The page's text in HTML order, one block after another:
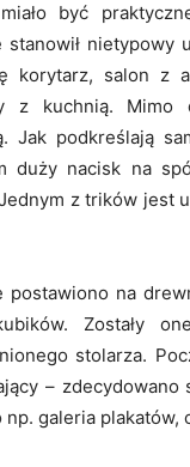
być
stanowił nietypowy
korytarz, salon z
z kuchnią.
Jak podkreślają
duży nacisk na
z trików jest
postawiono na
Zostały
stolarza.
–
np. galeria